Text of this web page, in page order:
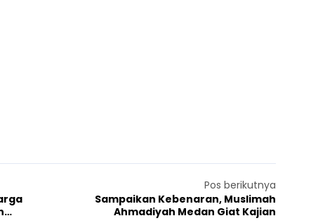
Pos berikutnya
Sampaikan Kebenaran, Muslimah
Ahmadiyah Medan Giat Kajian